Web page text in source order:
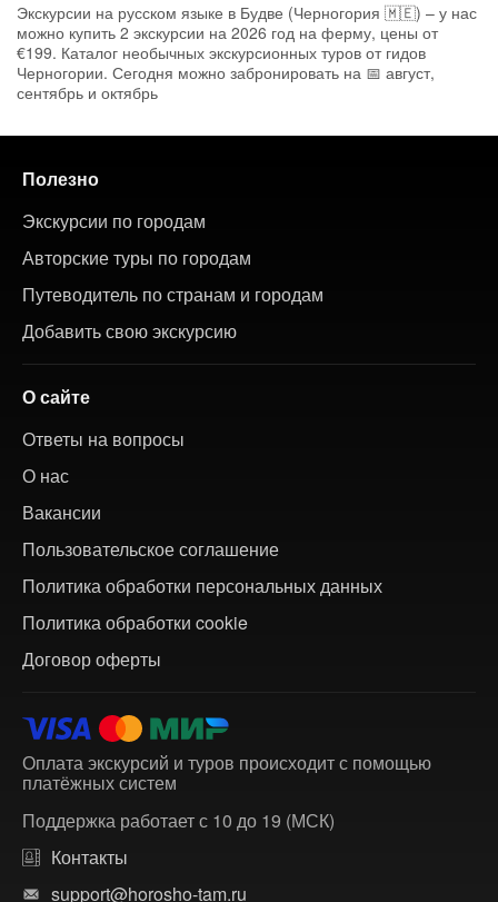
Экскурсии на русском языке в Будве (Черногория 🇲🇪) – у нас
можно купить 2 экскурсии на 2026 год на ферму, цены от
€199. Каталог необычных экскурсионных туров от гидов
Черногории. Сегодня можно забронировать на 📅 август,
сентябрь и октябрь
Полезно
Экскурсии по городам
Авторские туры по городам
Путеводитель по странам и городам
Добавить свою экскурсию
О сайте
Ответы на вопросы
О нас
Вакансии
Пользовательское соглашение
Политика обработки персональных данных
Политика обработки cookie
Договор оферты
Оплата экскурсий и туров происходит с помощью
платёжных систем
Поддержка работает с 10 до 19 (МСК)
Контакты
support@horosho-tam.ru